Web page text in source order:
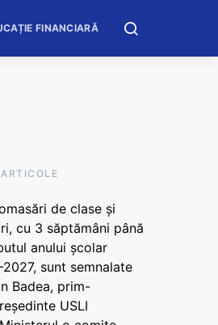
FINANCIARĂ
de clase și
cu 3 săptămâni până
anului școlar
sunt semnalate
Badea, prim-
USLI